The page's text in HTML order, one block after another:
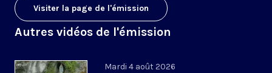
Visiter la page de l'émission
Autres vidéos de l'émission
Mardi 4 août 2026